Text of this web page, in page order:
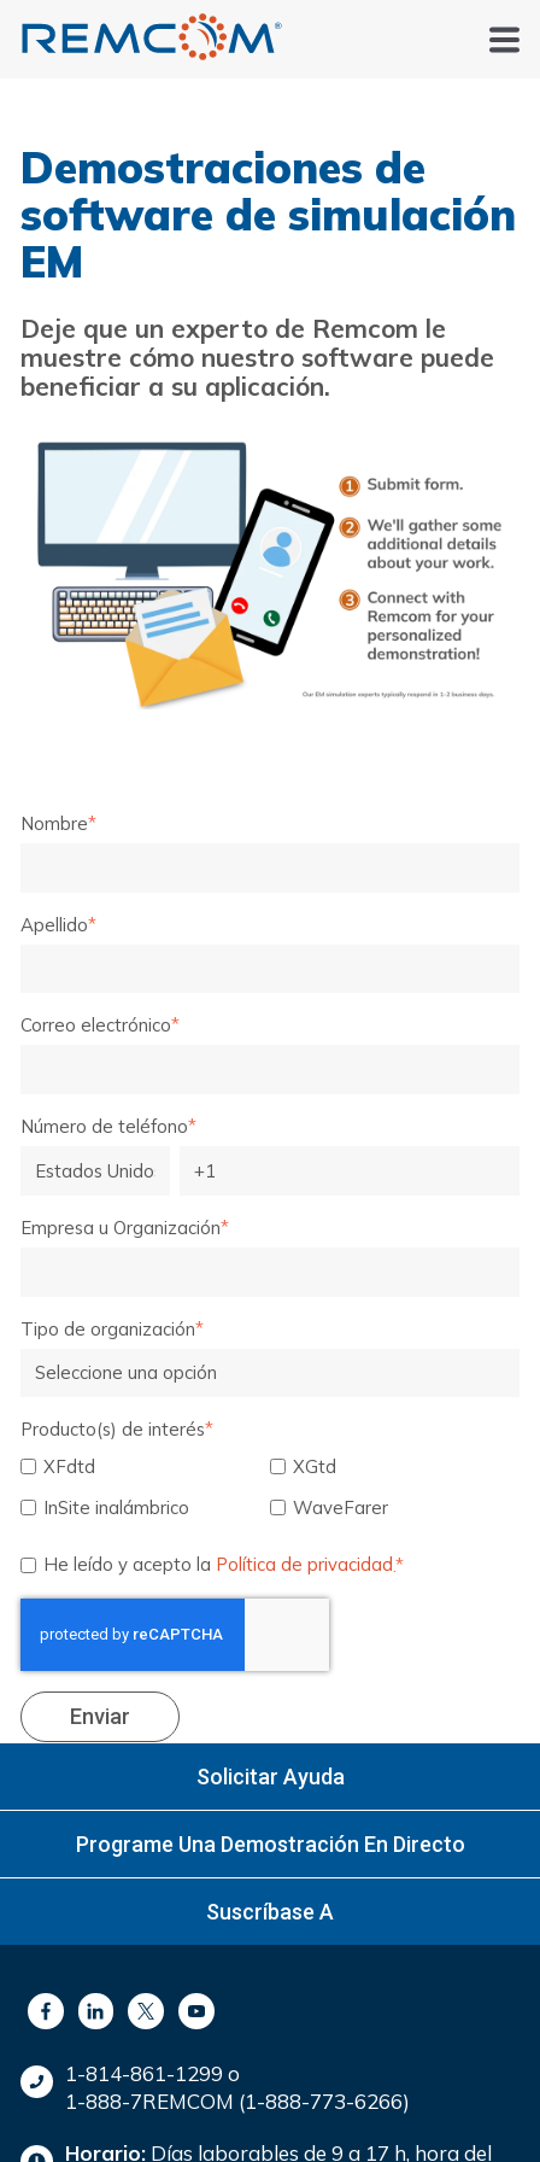
Demostraciones de
software de simulación
EM
Deje que un experto de Remcom le
muestre cómo nuestro software puede
beneficiar a su aplicación.
Nombre*
Apellido*
Correo electrónico*
Número de teléfono*
Empresa u Organización*
Tipo de organización*
Producto(s) de interés*
XFdtd
XGtd
InSite inalámbrico
WaveFarer
He leído y acepto la Política de privacidad.*
Solicitar Ayuda
Programe Una Demostración En Directo
Suscríbase A
1-814-861-1299 o
1-888-7REMCOM (1-888-773-6266)
Horario: Días laborables de 9 a 17 h, hora del